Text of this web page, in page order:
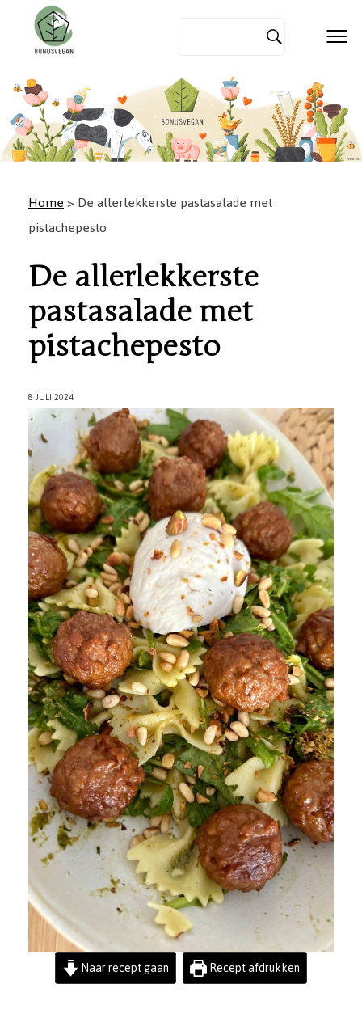
Home> De allerlekkerste pastasalade met
pistachepesto
De allerlekkerste
pastasalade met
pistachepesto
8 JULI 2024
Naar recept gaan Recept afdrukken